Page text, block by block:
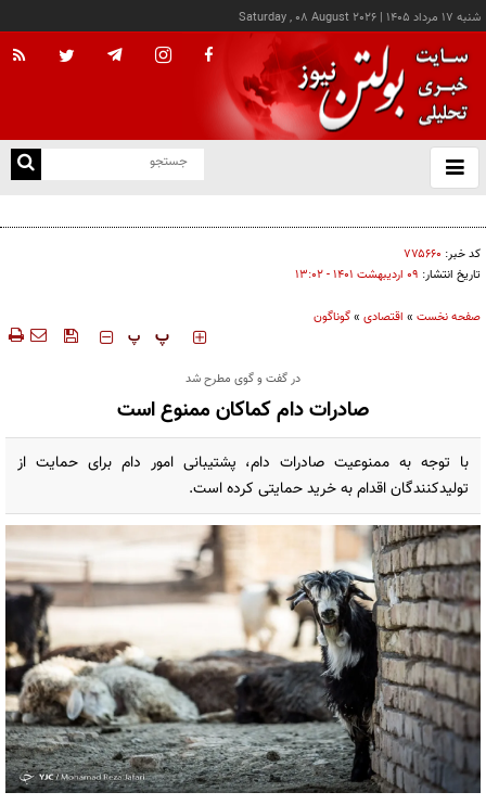
شنبه ۱۷ مرداد ۱۴۰۵ |
Saturday , 08 August 2026
باز
و
کد خبر: ۷۷۵۶۶۰
تاریخ انتشار: ۰۹ ارديبهشت ۱۴۰۱ - ۱۳:۰۲
صفحه نخست » اقتصادی »گوناگون
‍‍‍ پ پ
در گفت و گوی مطرح شد
صادرات دام کماکان ممنوع است
با توجه به ممنوعیت صادرات دام، پشتیبانی امور دام برای حمایت از
تولیدکنندگان اقدام به خرید حمایتی کرده است.